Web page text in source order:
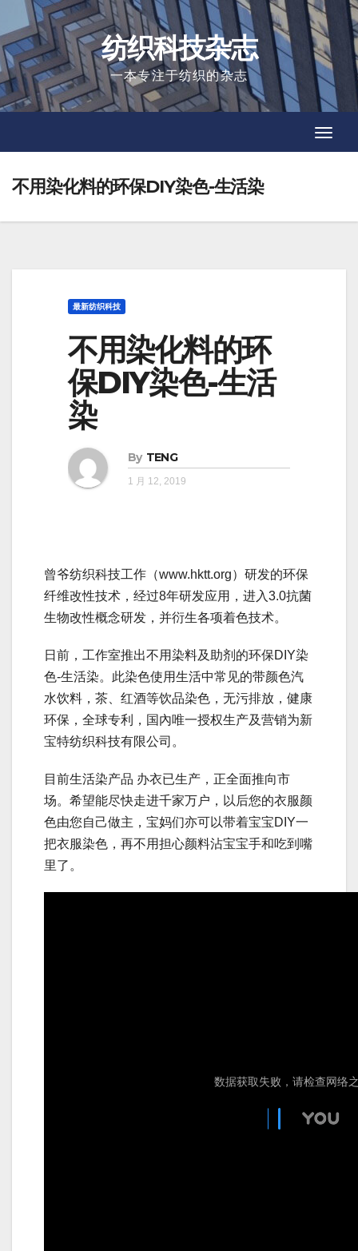
to
content
纺织科技杂志
一本专注于纺织的杂志
不用染化料的环保DIY染色-生活染
最新纺织科技
不用染化料的环
保DIY染色-生活
染
By TENG
1 月 12, 2019
曾爷纺织科技工作（www.hktt.org）研发的环保
纤维改性技术，经过8年研发应用，进入3.0抗菌
生物改性概念研发，并衍生各项着色技术。
日前，工作室推出不用染料及助剂的环保DIY染
色-生活染。此染色使用生活中常见的带颜色汽
水饮料，茶、红酒等饮品染色，无污排放，健康
环保，全球专利，国內唯一授权生产及营销为新
宝特纺织科技有限公司。
目前生活染产品 办衣已生产，正全面推向市
场。希望能尽快走进千家万户，以后您的衣服颜
色由您自己做主，宝妈们亦可以带着宝宝DIY一
把衣服染色，再不用担心颜料沾宝宝手和吃到嘴
里了。